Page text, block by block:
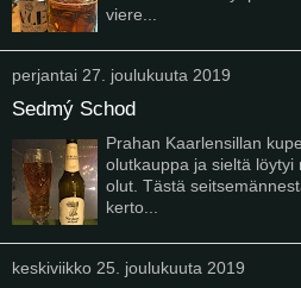
viere...
perjantai 27. joulukuuta 2019
Sedmý Schod
Prahan Kaarlensillan
olutkauppa ja sieltä löytyi
olut. Tästä
kerto...
keskiviikko 25. joulukuuta 2019